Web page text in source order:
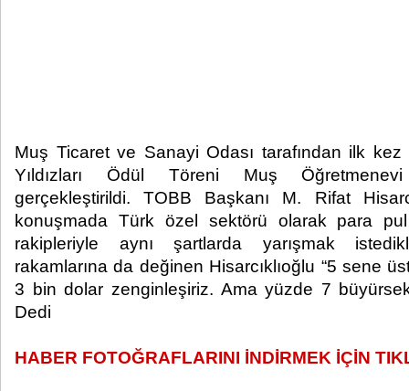
Muş Ticaret ve Sanayi Odası tarafından ilk
Yıldızları Ödül Töreni Muş Öğretmenevi
gerçekleştirildi. TOBB Başkanı M. Rifat
konuşmada Türk özel sektörü olarak para
rakipleriyle aynı şartlarda yarışmak
rakamlarına da değinen Hisarcıklıoğlu “5 sene
3 bin dolar zenginleşiriz. Ama yüzde 7
Dedi
HABER FOTOĞRAFLARINI İNDİRMEK İÇİN